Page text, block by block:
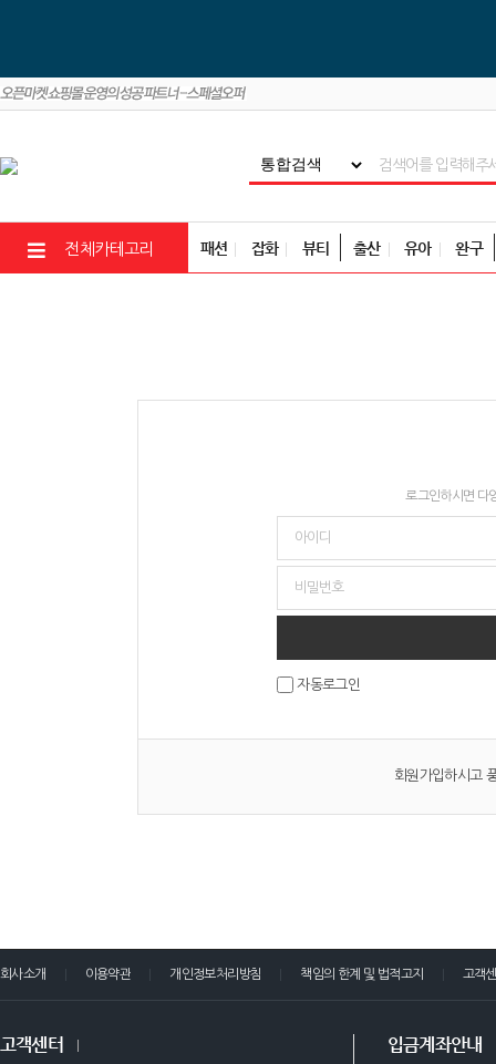
전체카테고리 패션 잡화 뷰티 출산 유아 완구
로그인하시면 다
자동로그인
회원가입하시고
회사소개 이용약관 개인정보처리방침 책임의 한계 및 법적고지 고객
고객센터 입금계좌안내